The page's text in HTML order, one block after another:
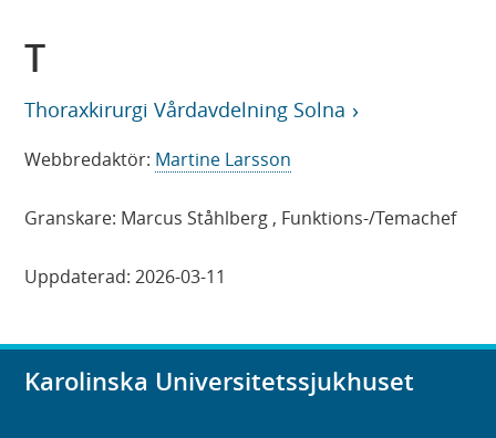
T
Thoraxkirurgi Vårdavdelning Solna
Webbredaktör: Martine Larsson
Granskare: Marcus Ståhlberg , Funktions-/Temachef
Uppdaterad:2026-03-11
Karolinska Universitetssjukhuset